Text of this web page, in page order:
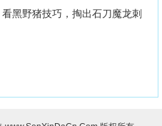
黑野猪技巧，掏出石刀魔龙刺